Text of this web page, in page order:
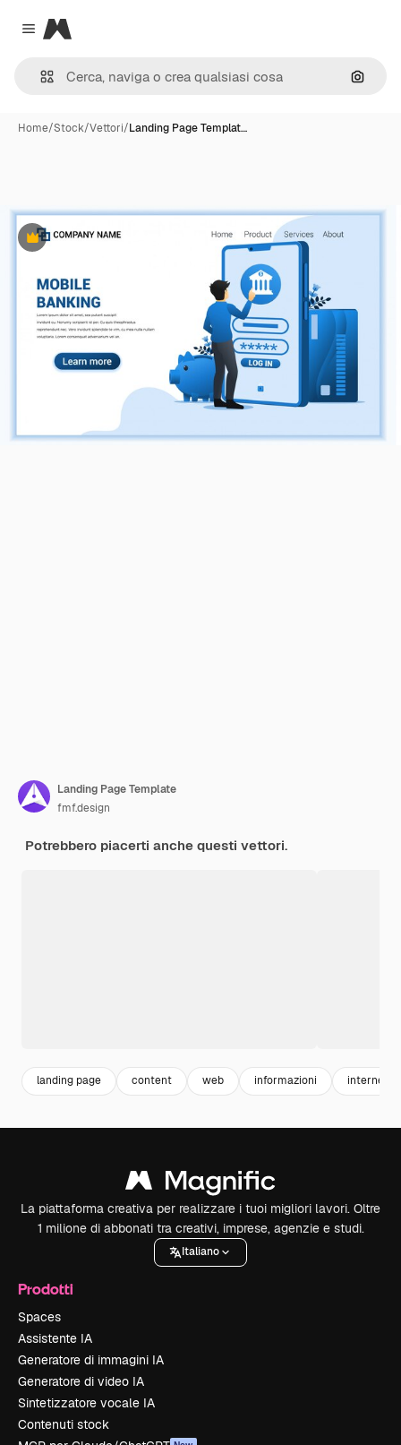
Close menu
Magnific
Cerca
Home/Stock/Vettori/Landing Page Templat…
Premium
Landing Page Template
fmf.design
Potrebbero piacerti anche questi vettori.
landing page content web informazioni internet
La piattaforma creativa per realizzare i tuoi migliori lavori. Oltre
1 milione di abbonati tra creativi, imprese, agenzie e studi.
Italiano
Prodotti
Spaces
Assistente IA
Generatore di immagini IA
Generatore di video IA
Sintetizzatore vocale IA
Contenuti stock